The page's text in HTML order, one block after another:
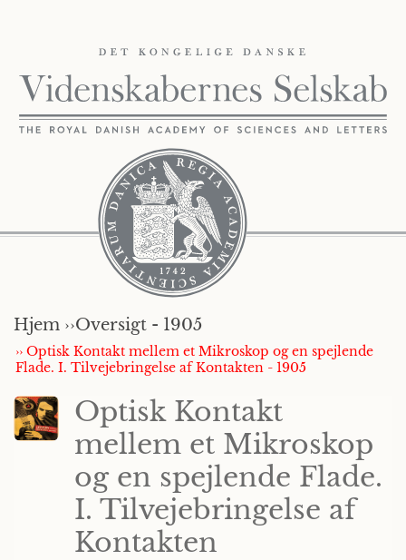
Hjem ››Oversigt - 1905
›› Optisk Kontakt mellem et Mikroskop og en spejlende
Flade. I. Tilvejebringelse af Kontakten - 1905
Optisk Kontakt
mellem et Mikroskop
og en spejlende Flade.
I. Tilvejebringelse af
Kontakten